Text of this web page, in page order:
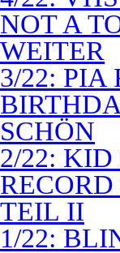
NOT A
WEITER
3/22: PIA
SCHÖN
2/22:
TEIL II
1/22: